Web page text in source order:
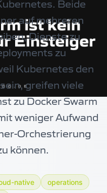
Beide
auf mehreren
Dienste zu
zu
Kubernetes den
greifen viele
zu Docker Swarm
weniger Aufwand
Orchestrierung
können.
native
operations